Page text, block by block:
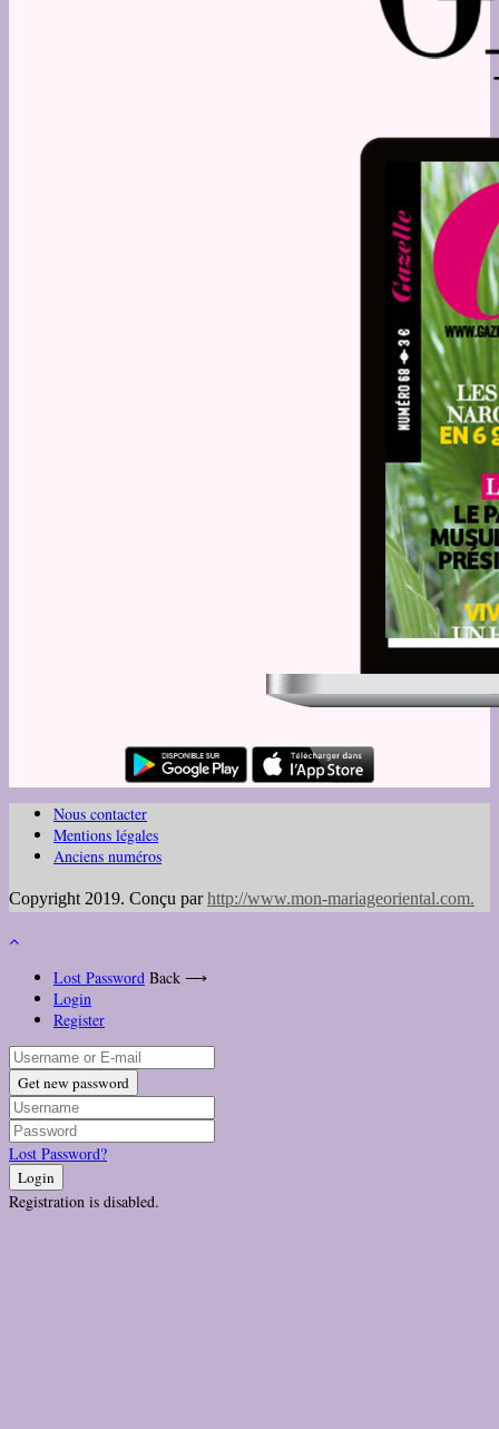
Nous contacter
Mentions légales
Anciens numéros
Copyright 2019. Conçu parhttp://www.mon-mariageoriental.com.
Lost Password Back ⟶
Login
Register
Get new password
Lost Password?
Login
Registration is disabled.